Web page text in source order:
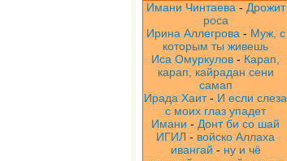
Имани Чинтаева - Дрожит
роса
Ирина Аллегрова - Муж, с
которым ты живешь
Иса Омуркулов - Карап,
карап, кайрадан сени
самап
Ирада Хаит- И если слеза
с моих глаз упадет
Имани - Донт би со шай
ИГИЛ - войско Аллаха
ивангай - ну и чё